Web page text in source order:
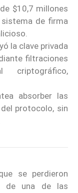
$10,7 millones
de firma
la clave privada
filtraciones
criptográfico,
absorber las
protocolo, sin
se perdieron
de una de las